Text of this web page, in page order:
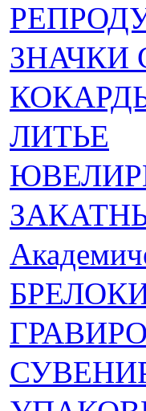
ЗНАЧКИ
ЛИТЬЕ